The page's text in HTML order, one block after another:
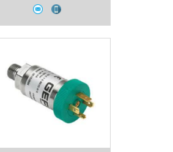
M-Z-B25D-H-V 2130X000X00
Thiết bị Gefran